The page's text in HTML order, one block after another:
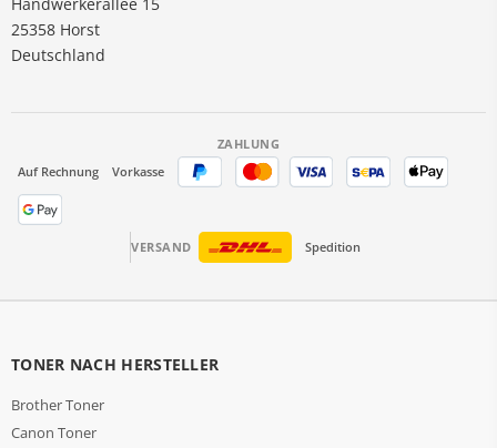
25358 Horst
Deutschland
ZAHLUNG
Auf Rechnung
Vorkasse
VERSAND Spedition
TONER NACH HERSTELLER
Brother Toner
Canon Toner